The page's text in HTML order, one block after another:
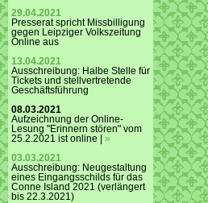
29.04.2021
Presserat spricht Missbilligung
gegen Leipziger Volkszeitung
Online aus
13.04.2021
Ausschreibung: Halbe Stelle für
Tickets und stellvertretende
Geschäftsführung
08.03.2021
Aufzeichnung der Online-
Lesung "Erinnern stören" vom
25.2.2021 ist online | »
03.03.2021
Ausschreibung: Neugestaltung
eines Eingangsschilds für das
Conne Island 2021 (verlängert
bis 22.3.2021)